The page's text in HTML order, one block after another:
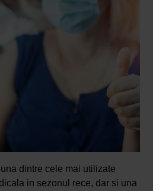
dintre cele mai utilizate
in sezonul rece, dar si una